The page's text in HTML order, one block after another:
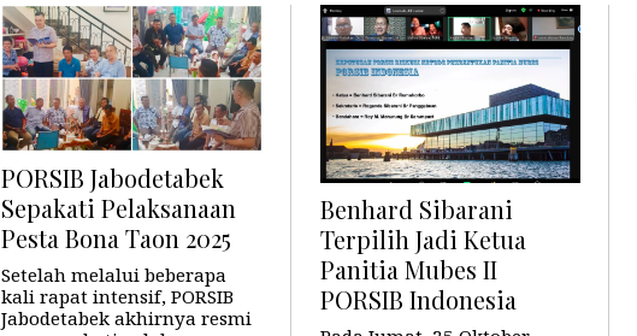
PORSIB Jabodetabek
Sepakati Pelaksanaan
Pesta Bona Taon 2025
Setelah melalui beberapa
kali rapat intensif, PORSIB
Jabodetabek akhirnya resmi
Benhard Sibarani
Terpilih Jadi Ketua
Panitia Mubes II
PORSIB Indonesia